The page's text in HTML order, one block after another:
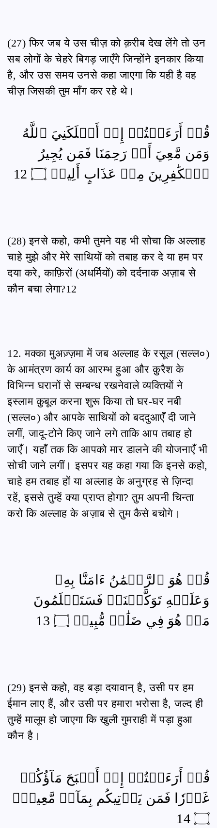
(27) फिर जब ये उस चीज़ को क़रीब देख लेंगे तो उन
सब लोगों के चेहरे बिगड़ जाएँगे जिन्होंने इनकार किया
है, और उस समय उनसे कहा जाएगा कि यही है वह
चीज़़ जिसकी तुम माँग कर रहे थे।
قُلۡ أَرَءَيۡتُمۡ إِنۡ أَهۡلَكَنِيَ ٱللَّهُ
وَمَن مَّعِيَ أَوۡ رَحِمَنَا فَمَن يُجِيرُ
ٱلۡكَٰفِرِينَ مِنۡ عَذَابٍ أَلِيمٖ ۝ 12
(28) इनसे कहो, कभी तुमने यह भी सोचा कि अल्लाह
चाहे मुझे और मेरे साथियों को तबाह कर दे या हम पर
दया करे, काफ़िरों (अधर्मियों) को दर्दनाक अज़ाब से
कौन बचा लेगा?12
12. मक्का मुअज़्ज़मा में जब अल्लाह के रसूल (सल्ल०)
के आमंत्रण कार्य का आरम्भ हुआ और क़ुरैश के
विभिन्न घरानों से सम्बन्ध रखनेवाले व्यक्तियों ने
इस्लाम क़ुबूल करना शुरू किया तो घर-घर नबी
(सल्ल०) और आपके साथियों को बददुआएँ दी जाने
लगीं, जादू-टोने किए जाने लगे ताकि आप तबाह हो
जाएँ। यहाँ तक कि आपको मार डालने की योजनाएँ भी
सोची जाने लगीं। इसपर यह कहा गया कि इनसे कहो,
चाहे हम तबाह हों या अल्लाह के अनुग्रह से ज़िन्दा
रहें, इससे तुम्हें क्या प्राप्त होगा? तुम अपनी चिन्ता
करो कि अल्लाह के अज़ाब से तुम कैसे बचोगे।
قُلۡ هُوَ ٱلرَّحۡمَٰنُ ءَامَنَّا بِهِۦ
وَعَلَيۡهِ تَوَكَّلۡنَاۖ فَسَتَعۡلَمُونَ
مَنۡ هُوَ فِي ضَلَٰلٖ مُّبِينٖ ۝ 13
(29) इनसे कहो, वह बड़ा दयावान् है, उसी पर हम
ईमान लाए हैं, और उसी पर हमारा भरोसा है, जल्द ही
तुम्हें मालूम हो जाएगा कि खुली गुमराही में पड़ा हुआ
कौन है।
قُلۡ أَرَءَيۡتُمۡ إِنۡ أَصۡبَحَ مَآؤُكُمۡ
غَوۡرٗا فَمَن يَأۡتِيكُم بِمَآءٖ مَّعِينِۭ
۝ 14